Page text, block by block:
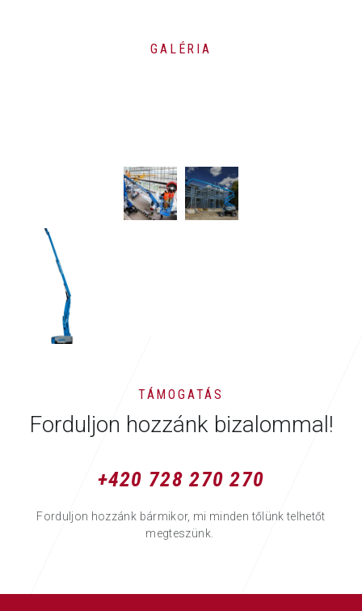
GALÉRIA
TÁMOGATÁS
Forduljon hozzánk bizalommal!
+420 728 270 270
Forduljon hozzánk bármikor, mi minden tőlünk telhetőt
megteszünk.